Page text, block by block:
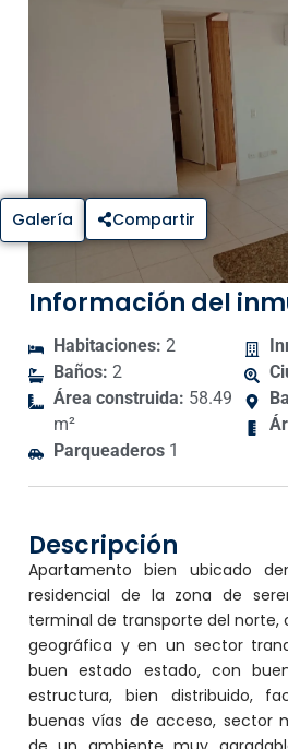
Galería Compartir
Información del
Habitaciones: 2
Baños: 2
Área construida: 58.49
m²
Parqueaderos 1
Descripción
Apartamento bien ubicado
residencial de la zona de
terminal de transporte del norte,
geográfica y en un sector
buen estado estado, con
estructura, bien distribuido,
buenas vías de acceso, sector